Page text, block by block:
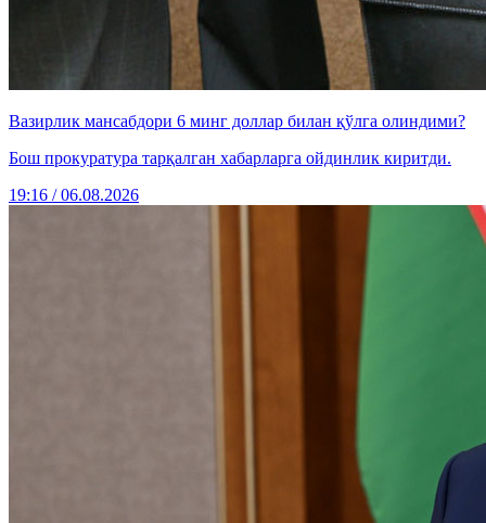
Вазирлик мансабдори 6 минг доллар билан қўлга олиндими?
Бош прокуратура тарқалган хабарларга ойдинлик киритди.
19:16 / 06.08.2026